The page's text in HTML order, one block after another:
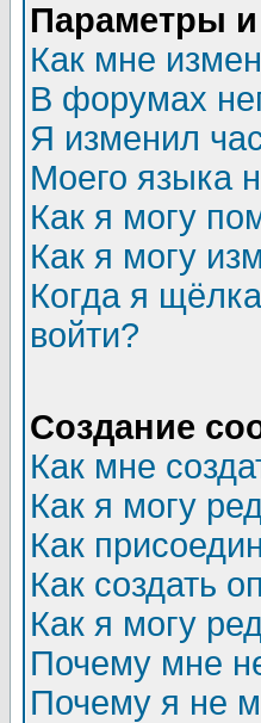
Параметры и
Как мне
В форумах
Я изменил
Моего языка
Как я могу
Как я могу
Когда я
войти?
Создание
Как мне
Как я могу
Как
Как создать
Как я могу
Почему мне
Почему я не